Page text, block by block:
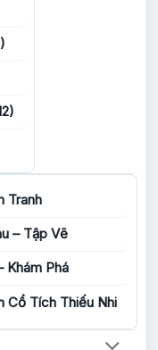
Tranh
– Tập Vẽ
Khám Phá
Cổ Tích Thiếu Nhi